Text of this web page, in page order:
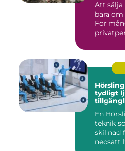
Att sälja
bara
För
Hörslinga
tydligt
En
teknik
skillnad
nedsatt